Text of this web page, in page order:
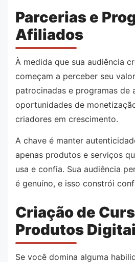
Parcerias e
Afiliados
À medida que sua audiência
começam a perceber seu
patrocinadas e programas de
oportunidades de
criadores em crescimento.
A chave é manter
apenas produtos e serviços
usa e confia. Sua audiência
é genuíno, e isso constrói
Criação de
Produtos
Se você domina alguma